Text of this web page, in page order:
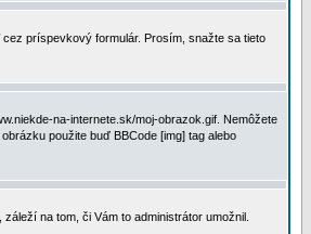
príspevkový formulár. Prosím, snažte sa tieto
na-internete.sk/moj-obrazok.gif. Nemôžete
použite buď BBCode [img] tag alebo
na tom, či Vám to administrátor umožnil.